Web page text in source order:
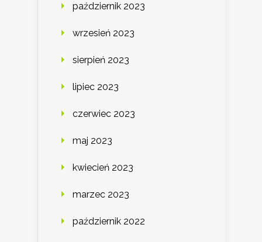
październik 2023
wrzesień 2023
sierpień 2023
lipiec 2023
czerwiec 2023
maj 2023
kwiecień 2023
marzec 2023
październik 2022